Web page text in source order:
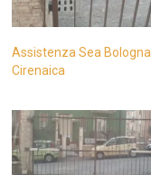
Assistenza Sea Bologna
Cirenaica